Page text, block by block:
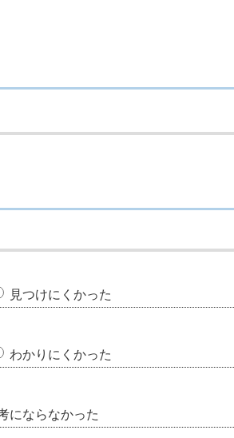
見つけにくかった
わかりにくかった
にならなかった